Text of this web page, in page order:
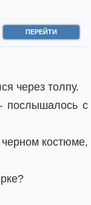
через толпу.
послышалось с
костюме,